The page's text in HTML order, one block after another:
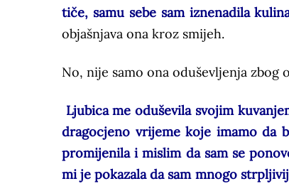
tiče, samu sebe sam iznenadila
objašnjava ona kroz smijeh.
No, nije samo ona oduševljenja
Ljubica me oduševila svojim
dragocjeno vrijeme koje imamo da
promijenila i mislim da sam se
mi je pokazala da sam mnogo